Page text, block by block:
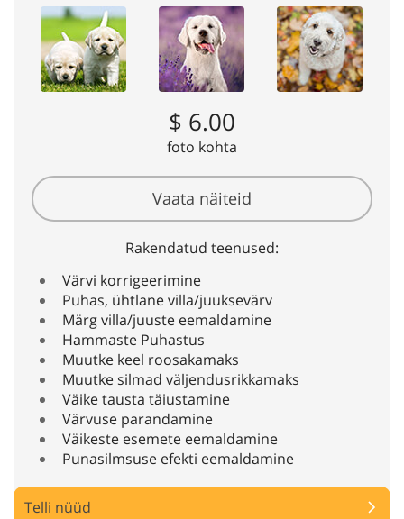
$ 6.00
foto kohta
Vaata näiteid
Rakendatud teenused:
Värvi korrigeerimine
Puhas, ühtlane villa/juuksevärv
Märg villa/juuste eemaldamine
Hammaste Puhastus
Muutke keel roosakamaks
Muutke silmad väljendusrikkamaks
Väike tausta täiustamine
Värvuse parandamine
Väikeste esemete eemaldamine
Punasilmsuse efekti eemaldamine
Telli nüüd